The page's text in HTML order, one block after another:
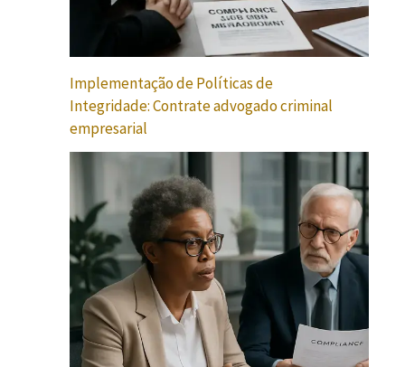
Implementação de Políticas de
Integridade: Contrate advogado criminal
empresarial